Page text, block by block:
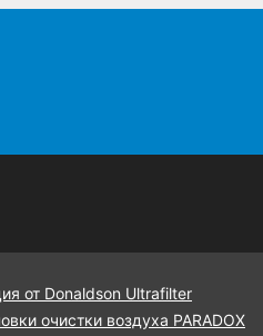
от Donaldson Ultrafilter
очистки воздуха PARADOX